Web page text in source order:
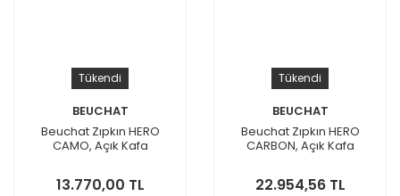
Tükendi
BEUCHAT
Beuchat Zıpkın HERO
CAMO, Açık Kafa
13.770,00 TL
Tükendi
BEUCHAT
Beuchat Zıpkın HERO
CARBON, Açık Kafa
22.954,56 TL